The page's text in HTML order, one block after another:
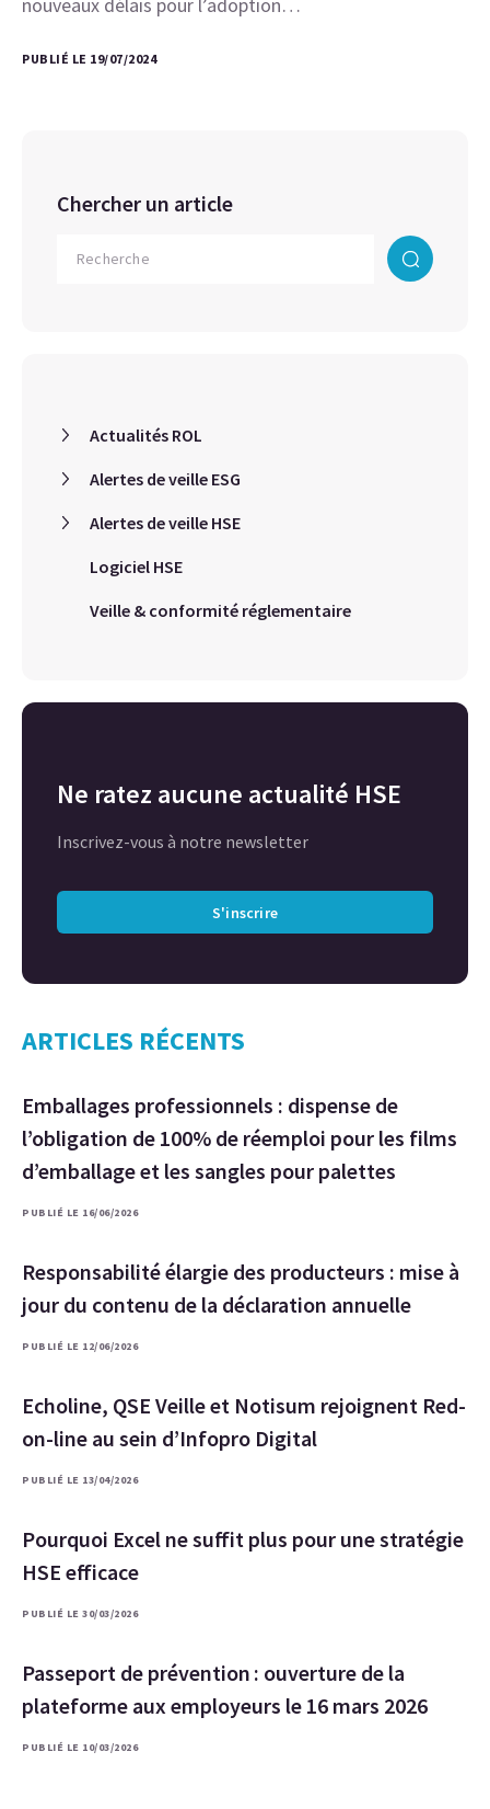
PUBLIÉ LE 19/07/2024
Chercher un article
Actualités ROL
Alertes de veille ESG
Alertes de veille HSE
Logiciel HSE
Veille & conformité réglementaire
Ne ratez aucune actualité HSE
Inscrivez-vous à notre newsletter
S'inscrire
ARTICLES RÉCENTS
Emballages professionnels : dispense de
l’obligation de 100% de réemploi pour les films
d’emballage et les sangles pour palettes
PUBLIÉ LE 16/06/2026
Responsabilité élargie des producteurs : mise à
jour du contenu de la déclaration annuelle
PUBLIÉ LE 12/06/2026
Echoline, QSE Veille et Notisum rejoignent Red-
on-line au sein d’Infopro Digital
PUBLIÉ LE 13/04/2026
Pourquoi Excel ne suffit plus pour une stratégie
HSE efficace
PUBLIÉ LE 30/03/2026
Passeport de prévention : ouverture de la
plateforme aux employeurs le 16 mars 2026
PUBLIÉ LE 10/03/2026